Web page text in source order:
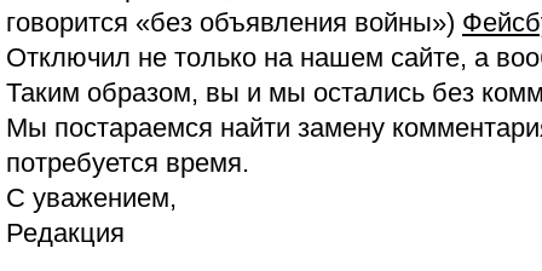
говорится «без объявления войны»)
Отключил не только на нашем сайте, а
Таким образом, вы и мы остались без
Мы постараемся найти замену
потребуется время.
С уважением,
Редакция